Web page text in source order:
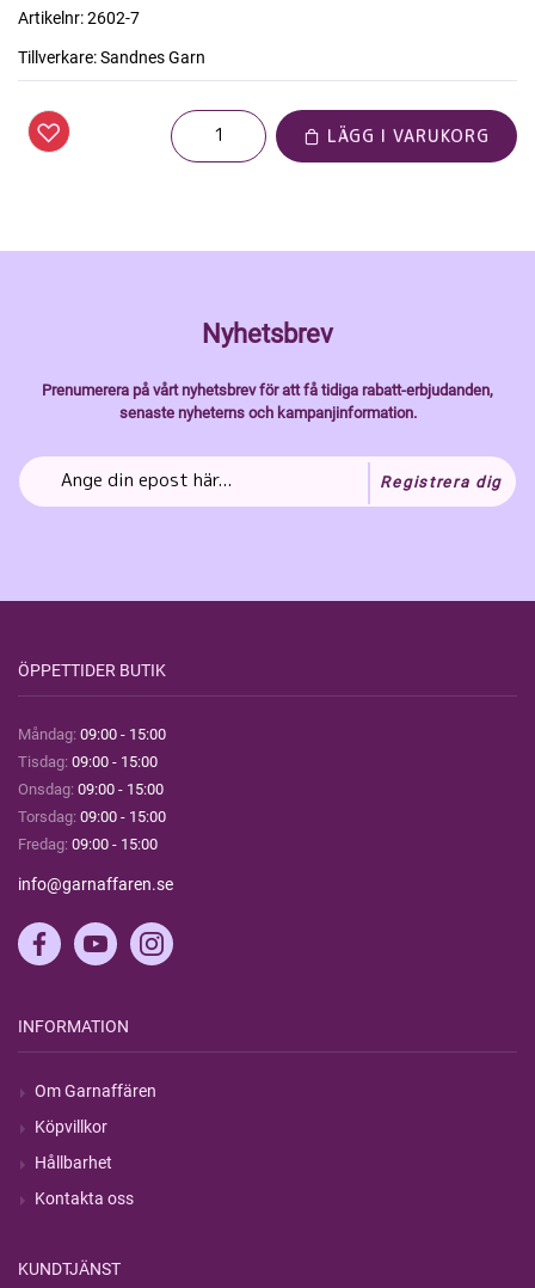
Artikelnr:2602-7
Tillverkare:Sandnes Garn
LÄGG I VARUKORG
Nyhetsbrev
Prenumerera på vårt nyhetsbrev för att få tidiga rabatt-erbjudanden,
senaste nyheterns och kampanjinformation.
Registrera dig
ÖPPETTIDER BUTIK
Måndag: 09:00 - 15:00
Tisdag: 09:00 - 15:00
Onsdag: 09:00 - 15:00
Torsdag: 09:00 - 15:00
Fredag: 09:00 - 15:00
info@garnaffaren.se
INFORMATION
Om Garnaffären
Köpvillkor
Hållbarhet
Kontakta oss
KUNDTJÄNST